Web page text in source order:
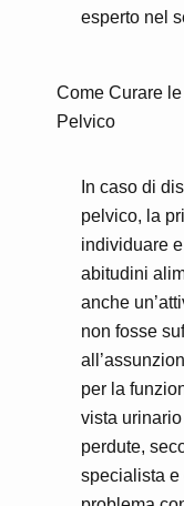
esperto nel
Come Curare
Pelvico
In caso di
pelvico, la
individuare
abitudini
anche
non fosse
per la
vista
perdute,
specialista e